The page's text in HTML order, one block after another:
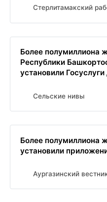
Стерлитамакский
Более полумиллиона
Республики
установили
Сельские нивы
Более полумиллиона
установили
Аургазинский